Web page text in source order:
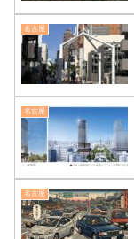
名古屋
名古屋
名古屋